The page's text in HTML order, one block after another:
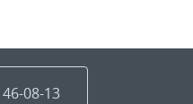
46-08-13